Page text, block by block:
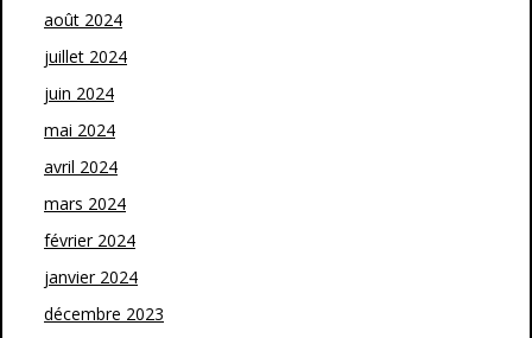
août 2024
juillet 2024
juin 2024
mai 2024
avril 2024
mars 2024
février 2024
janvier 2024
décembre 2023